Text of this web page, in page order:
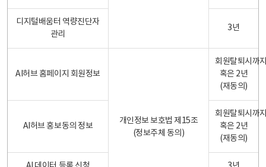
디지털배움터 역량진단자
관리
3년
AI허브 홈페이지 회원정보
개인정보 보호법 제15조
(정보주체 동의)
회원탈퇴시까
혹은 2년
(재동의)
AI허브 홍보동의 정보
회원탈퇴시까
혹은 2년
(재동의)